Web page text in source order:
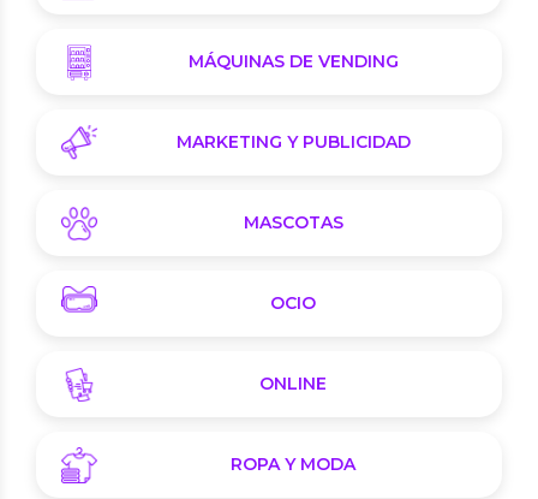
MÁQUINAS DE VENDING
MARKETING Y PUBLICIDAD
MASCOTAS
OCIO
ONLINE
ROPA Y MODA